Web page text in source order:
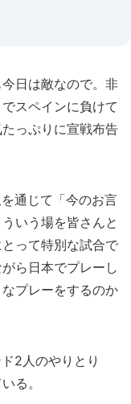
日は敵なので。非
スペインに負けて
っぷりに宣戦布告
通じて「今のお言
いう場を皆さんと
って特別な試合で
ら日本でプレーし
プレーをするのか
2人のやりとり
る。